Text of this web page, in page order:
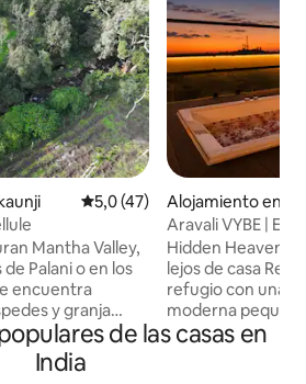
Calificación promedio: 5,0 de
5,0 (47)
Mantha Valley,
Palani o en los
encuentra
y granja
a pie de
Alojamiento en
Aravali VYBE |
privada y jacuzzi
Hidden Heaven
lejos de casa Relájate en un acogedor
refugio con una
moderna
luminosa sala de
de las casas en
India